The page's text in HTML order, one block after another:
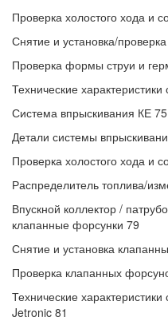
Проверка холостого хода и
Снятие и установка/
Проверка формы струи и
Технические
Система впрыскивания КЕ 75
Детали системы
Проверка холостого хода и
Распределитель топлива/
Впускной коллектор /
клапанные форсунки 79
Снятие и установка
Проверка клапанных
Технические
Jetronic 81